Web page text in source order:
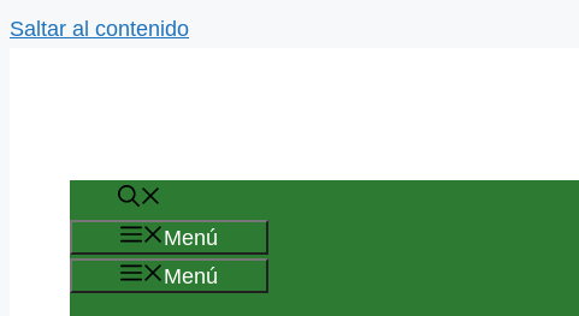
Saltar al contenido
Menú
Menú